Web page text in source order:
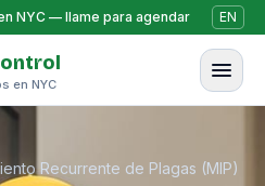
NYC — llame para agendar EN
en NYC
Recurrente de Plagas (MIP)